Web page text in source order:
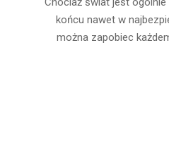
końcu nawet w
można zapobiec